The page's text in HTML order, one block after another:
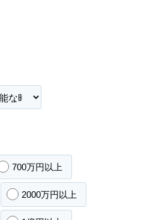
700万円以上
2000万円以上